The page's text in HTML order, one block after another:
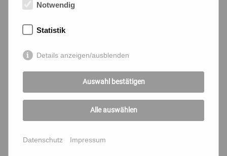
in der Gruppe an. Sie beschäftigen sich mit Hobbies,
der Trainingsgruppe.
Raum der LIMA Gruppe ebenfalls Platz haben.
Ängste, Hoffnungen und Sehnsüchte, Fragen des
Älterwerdens können mit Gleichgesinnten besprochen
werden.
wöchentlichem Abstand statt.
Notwendig
Statistik
Details anzeigen/ausblenden
Auswahl bestätigen
Alle auswählen
Datenschutz Impressum